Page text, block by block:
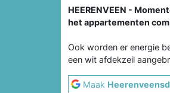
HEERENVEEN -
het appartementen
Ook worden er energie
een wit afdekzeil
Maak